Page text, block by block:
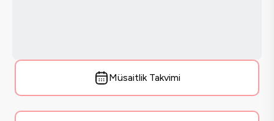
Müsaitlik Takvimi